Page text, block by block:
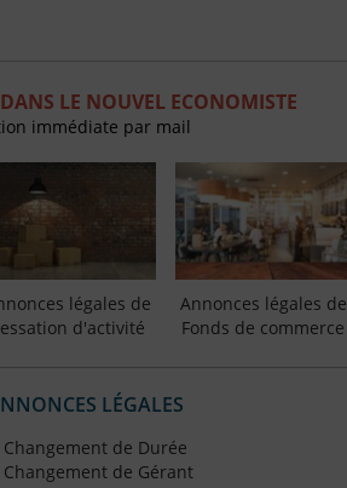
LE NOUVEL ECONOMISTE
immédiate par mail
légales de
d'activité
Annonces légales de
Fonds de commerce
LÉGALES
de Durée
de Gérant